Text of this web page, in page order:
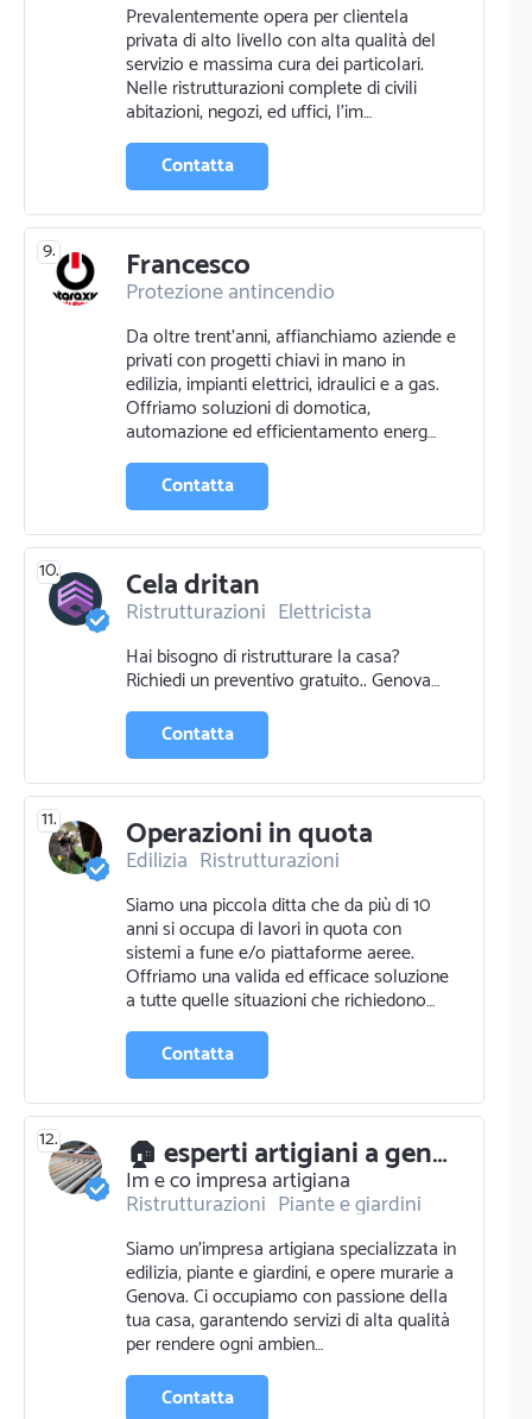
Prevalentemente opera per clientela
privata di alto livello con alta qualità del
servizio e massima cura dei particolari.
Nelle ristrutturazioni complete di civili
abitazioni, negozi, ed uffici, l'im…
Contatta
9. Francesco
Protezione antincendio
Certificazioni energetiche
Ristrutturazioni Elettricista
Da oltre trent’anni, affianchiamo aziende e
privati con progetti chiavi in mano in
edilizia, impianti elettrici, idraulici e a gas.
Offriamo soluzioni di domotica,
automazione ed efficientamento energ…
Contatta
10. Cela dritan
Ristrutturazioni Elettricista
Cemento e calcestruzzo
Opere murarie Pittura pareti
Pittura murale e ornamentale
Idraulico Arredamenti
Traslochi Piastrellista
Hai bisogno di ristrutturare la casa?
Richiedi un preventivo gratuito.. Genova…
Contatta
11. Operazioni in quota
Edilizia Ristrutturazioni
Riparazione elettrodomestici e tv
Siamo una piccola ditta che da più di 10
anni si occupa di lavori in quota con
sistemi a fune e/o piattaforme aeree.
Offriamo una valida ed efficace soluzione
a tutte quelle situazioni che richiedono…
Contatta
12. 🏠 esperti artigiani a genova per la tua casa e il tuo giardino 🌿
Im e co impresa artigiana
Ristrutturazioni Piante e giardini
Pavimentazione e parquettista
Opere murarie Edilizia Piastrellista
Siamo un'impresa artigiana specializzata in
edilizia, piante e giardini, e opere murarie a
Genova. Ci occupiamo con passione della
tua casa, garantendo servizi di alta qualità
per rendere ogni ambien…
Contatta